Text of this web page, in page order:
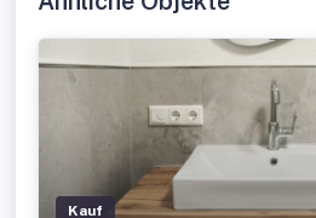
Kauf